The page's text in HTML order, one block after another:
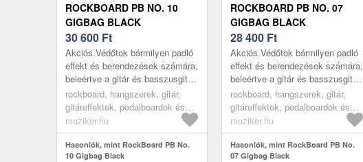
ROCKBOARD PB NO. 10
GIGBAG BLACK
30 600 Ft
Akciós.Védőtok bármilyen padló
effekt és berendezések számára,
beleértve a gitár és basszusgitár
multieffekt pedálokat és
modulációs erősítőket vagy a
Loo...
rockboard, hangszerek, gitár,
gitáreffektek, pedalboardok és
effekt tokok, black
muziker.hu
Hasonlók, mint RockBoard PB No.
10 Gigbag Black
ROCKBOARD PB NO. 07
GIGBAG BLACK
28 400 Ft
Akciós.Védőtok bármilyen padló
effekt és berendezések számára,
beleértve a gitár és basszusgitár
multieffekt pedálokat és
modulációs erősítőket vagy a
Loo...
rockboard, hangszerek, gitár,
gitáreffektek, pedalboardok és
effekt tokok, black
muziker.hu
Hasonlók, mint RockBoard PB No.
07 Gigbag Black